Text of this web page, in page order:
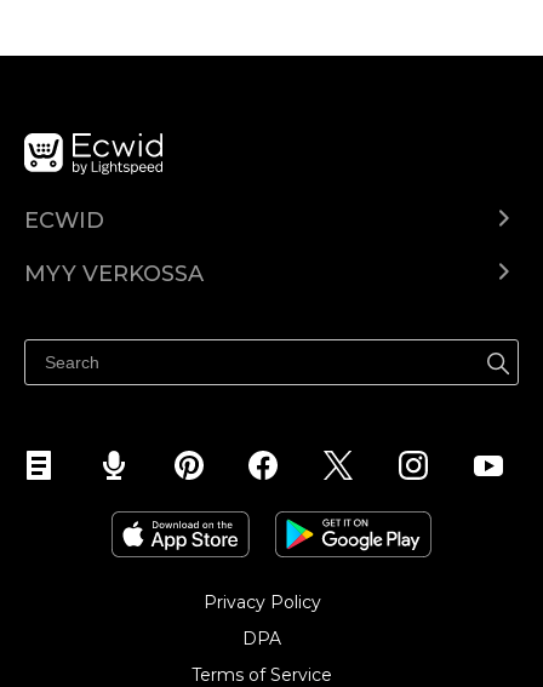
ECWID
Hinnoittelu
MYY VERKOSSA
Myy Facebookissa
Myy Instagramissa
Privacy Policy
DPA
Terms of Service